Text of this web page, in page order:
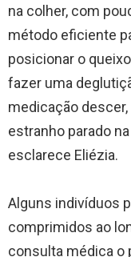
na colher, com
método eficiente
posicionar o
fazer uma
medicação
estranho parado
esclarece Eliézia.
Alguns indivíduos
comprimidos ao
consulta médica o